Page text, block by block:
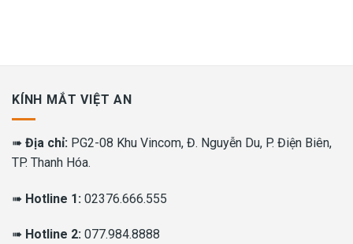
KÍNH MẮT VIỆT AN
➠ Địa chỉ: PG2-08 Khu Vincom, Đ. Nguyễn Du, P. Điện Biên,
TP. Thanh Hóa.
➠ Hotline 1: 02376.666.555
➠ Hotline 2: 077.984.8888